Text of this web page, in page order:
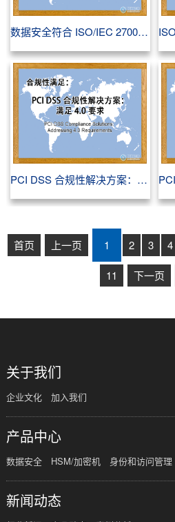
数据安全符合 ISO/IEC 27001:2022 标准 - 合规性满足
PCI DSS 合规性解决方案：满足 4.0 要求 - 合规性满足
首页 上一页 1 2 3 4
11 下一页
关于我们
企业文化 加入我们
产品中心
数据安全 HSM/加密机 身份和访问管理
新闻动态